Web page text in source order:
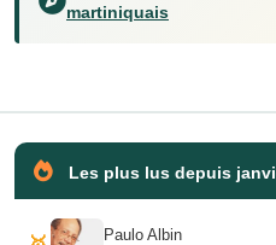
martiniquais
Les plus lus depuis
Paulo Albin